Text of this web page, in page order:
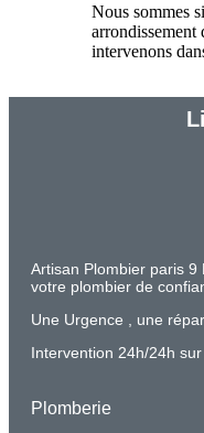
Nous sommes
arrondissement
intervenons
Artisan Plombier paris 9
votre plombier de
Une Urgence , une
Intervention 24h/24h
Plomberie